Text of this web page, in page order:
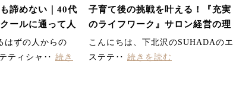
諦めない｜40代
ールに通って人
はずの人からの
ティシャ‥ 続き
子育て後の挑戦を叶える！『充実
のライフワーク』サロン経営の理
想図
こんにちは、下北沢のSUHADAのエ
ステテ‥ 続きを読む